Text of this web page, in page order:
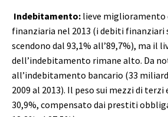
Indebitamento: lieve
finanziaria nel 2013 (i debiti
scendono dal 93,1% all’89,7%), ma il
dell’indebitamento rimane alto. Da
all’indebitamento bancario (33
2009 al 2013). Il peso sui mezzi di terzi
30,9%, compensato dai prestiti